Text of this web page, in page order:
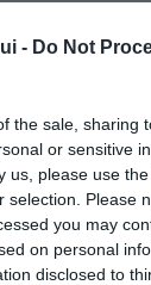
- Do Not
the sale, sharing
or sensitive
us, please use
selection. Please
you may
on personal
disclosed to
volverán a
y
grados,